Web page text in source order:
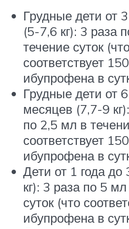
Грудные дети от
(5-7,6 кг): 3 раза
течение суток
соответствует
ибупрофена в
Грудные дети от
месяцев (7,7-9
по 2,5 мл в
соответствует
ибупрофена в
Дети от 1 года до
кг): 3 раза по 5
суток (что
ибупрофена в